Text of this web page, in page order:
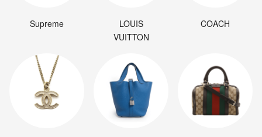
Supreme
LOUIS
VUITTON
COACH